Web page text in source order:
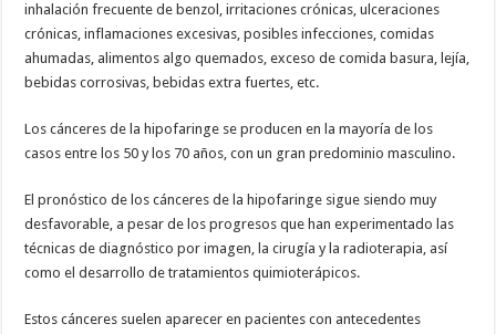
inhalación frecuente de benzol, irritaciones crónicas, ulceraciones
crónicas, inflamaciones excesivas, posibles infecciones, comidas
ahumadas, alimentos algo quemados, exceso de comida basura, lejía,
bebidas corrosivas, bebidas extra fuertes, etc.
Los cánceres de la hipofaringe se producen en la mayoría de los
casos entre los 50 y los 70 años, con un gran predominio masculino.
El pronóstico de los cánceres de la hipofaringe sigue siendo muy
desfavorable, a pesar de los progresos que han experimentado las
técnicas de diagnóstico por imagen, la cirugía y la radioterapia, así
como el desarrollo de tratamientos quimioterápicos.
Estos cánceres suelen aparecer en pacientes con antecedentes